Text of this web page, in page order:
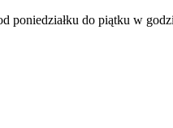
poniedziałku do piątku w